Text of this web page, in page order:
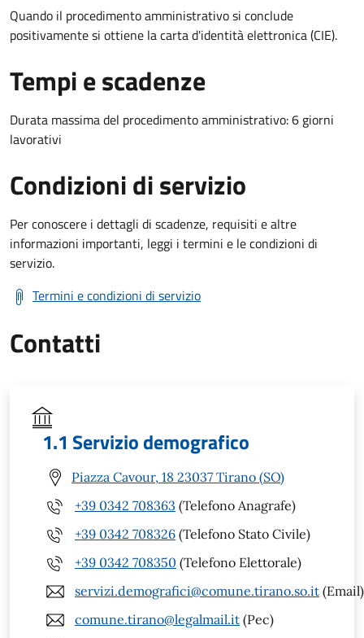
Quando il procedimento amministrativo si conclude
positivamente si ottiene la carta d'identità elettronica (CIE).
Tempi e scadenze
Durata massima del procedimento amministrativo: 6 giorni
lavorativi
Condizioni di servizio
Per conoscere i dettagli di scadenze, requisiti e altre
informazioni importanti, leggi i termini e le condizioni di
servizio.
Termini e condizioni di servizio
Contatti
1.1 Servizio demografico
Piazza Cavour, 18 23037 Tirano (SO)
+39 0342 708363 (Telefono Anagrafe)
+39 0342 708326 (Telefono Stato Civile)
+39 0342 708350 (Telefono Elettorale)
servizi.demografici@comune.tirano.so.it (Email)
comune.tirano@legalmail.it (Pec)